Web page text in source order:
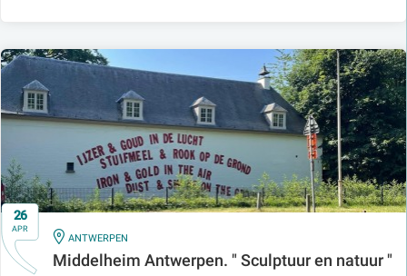
26
APR
IN
ANTWERPEN
Middelheim Antwerpen. " Sculptuur en natuur "